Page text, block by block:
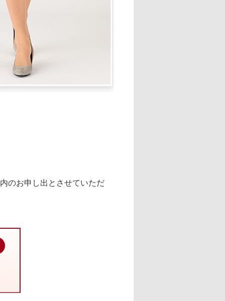
のお申し出とさせていただ